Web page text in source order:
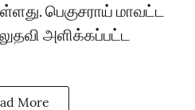
பெகுசராய் மாவட்ட
அளிக்கப்பட்ட
More